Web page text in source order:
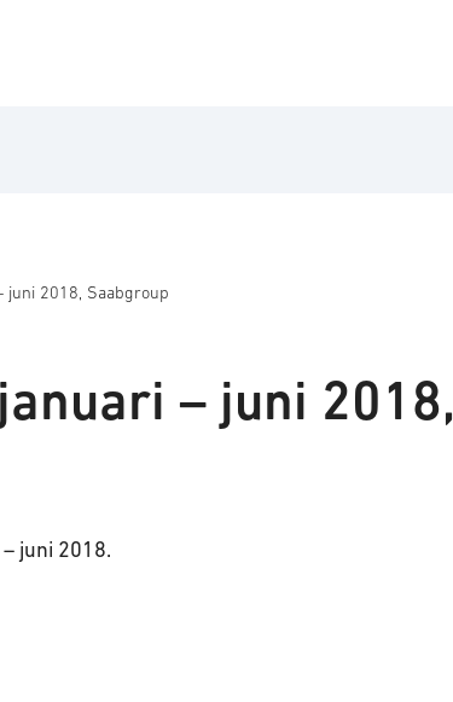
juni 2018, Saabgroup
– juni 2018,
juni 2018.